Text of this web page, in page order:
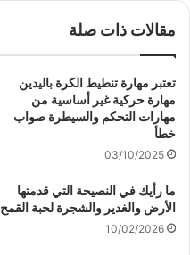
مقالات ذات صلة
تعتبر مهارة تنطيط الكرة باليدين
مهارة حركية غير أساسية من
مهارات التحكم والسيطرة صواب
خطأ
03/10/2025
ما رأيك في النصيحة التي قدمتها
الأرض والغدير والشجرة لحبة القمح
10/02/2026